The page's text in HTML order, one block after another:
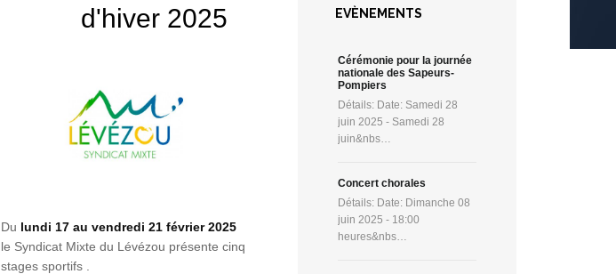
d'hiver 2025
Du lundi 17 au vendredi 21 février 2025
le Syndicat Mixte du Lévézou présente cinq
stages sportifs .
EVÈNEMENTS
Cérémonie pour la journée
nationale des Sapeurs-
Pompiers
Détails: Date: Samedi 28
juin 2025 - Samedi 28
juin&nbs…
Concert chorales
Détails: Date: Dimanche 08
juin 2025 - 18:00
heures&nbs…